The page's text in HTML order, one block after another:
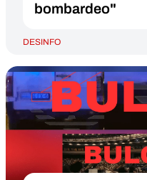
bombardeo"
DESINFO